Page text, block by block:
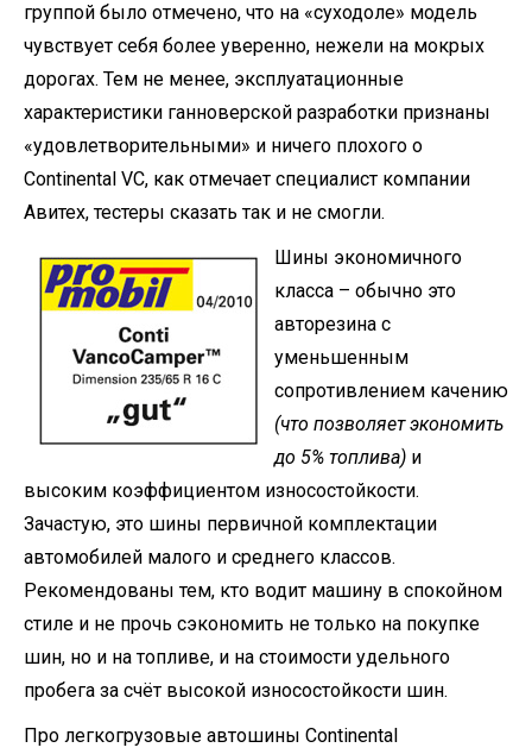
группой было отмечено, что на «суходоле» модель
чувствует себя более уверенно, нежели на мокрых
дорогах. Тем не менее, эксплуатационные
характеристики ганноверской разработки признаны
«удовлетворительными» и ничего плохого о
Continental VC, как отмечает специалист компании
Авитех, тестеры сказать так и не смогли.
Шины экономичного
класса – обычно это
авторезина с
уменьшенным
сопротивлением качению
(что позволяет экономить
до 5% топлива) и
высоким коэффициентом износостойкости.
Зачастую, это шины первичной комплектации
автомобилей малого и среднего классов.
Рекомендованы тем, кто водит машину в спокойном
стиле и не прочь сэкономить не только на покупке
шин, но и на топливе, и на стоимости удельного
пробега за счёт высокой износостойкости шин.
Про легкогрузовые автошины Continental